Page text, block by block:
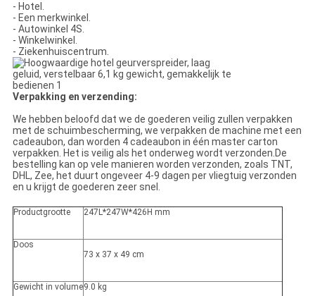
- Hotel.
- Een merkwinkel.
- Autowinkel 4S.
- Winkelwinkel.
- Ziekenhuiscentrum.
Verpakking en verzending:
We hebben beloofd dat we de goederen veilig zullen verpakken
met de schuimbescherming, we verpakken de machine met een
cadeaubon, dan worden 4 cadeaubon in één master carton
verpakken. Het is veilig als het onderweg wordt verzonden.De
bestelling kan op vele manieren worden verzonden, zoals TNT,
DHL, Zee, het duurt ongeveer 4-9 dagen per vliegtuig verzonden
en u krijgt de goederen zeer snel.
Productgrootte 247L*247W*426H mm
Doos
73 x 37 x 49 cm
Gewicht in volume9.0 kg